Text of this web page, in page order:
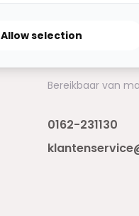
Heb je
Binnen 24 uur
Bereikbaar van
0162-231130
Allow selection